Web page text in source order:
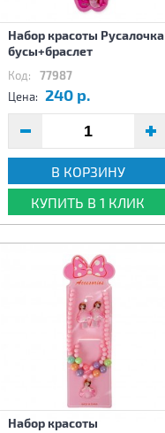
Набор красоты Русалочка
бусы+браслет
Код: 77987
Цена: 240 р.
В КОРЗИНУ
КУПИТЬ В 1 КЛИК
Набор красоты